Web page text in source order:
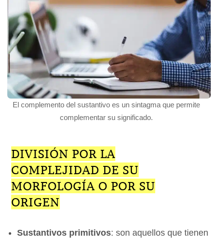
El complemento del sustantivo es un sintagma que permite
complementar su significado.
DIVISIÓN POR LA
COMPLEJIDAD DE SU
MORFOLOGÍA O POR SU
ORIGEN
Sustantivos primitivos: son aquellos que tienen